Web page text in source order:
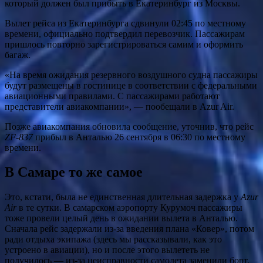
который должен был прибыть в Екатеринбург из Москвы.
Вылет рейса из Екатеринбурга сдвинули 02:45 по местному
времени, официально подтвердил перевозчик. Пассажирам
пришлось повторно зарегистрироваться самим и оформить
багаж.
«На время ожидания резервного воздушного судна пассажиры
будут размещены в гостинице в соответствии с федеральными
авиационными правилами. С пассажирами работают
представители авиакомпании», — пообещали в Azur Air.
Позже авиакомпания обновила сообщение, уточнив, что рейс
ZF-837прибыл в Анталью 26 сентября в 06:30 по местному
времени.
В Самаре то же самое
Это, кстати, была не единственная длительная задержка уAzur
Air в те сутки. В самарском аэропорту Курумоч пассажиры
тоже провели целый день в ожидании вылета в Анталью.
Сначала рейс задержали из-за введения плана «Ковер», потом
ради отдыха экипажа (здесь мы рассказывали, как это
устроено в авиации), но и после этого вылететь не
получилось — из-за неисправности самолета заменили борт.